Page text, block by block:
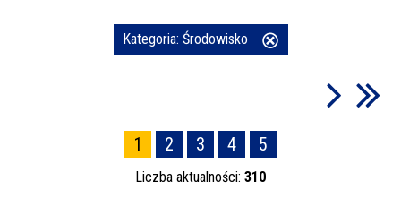
Szukana fraza
—
Kategoria
Kategoria: Środowisko
1 2 3 4 5
Liczba aktualności: 310